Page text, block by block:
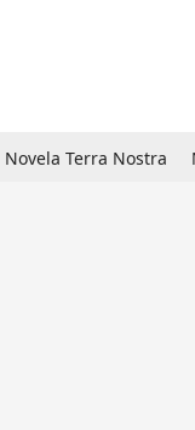
Novela Terra Nostra